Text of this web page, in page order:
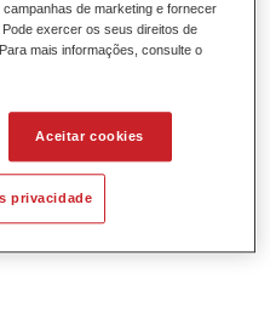
curtos.
de efeito especial OEM.
de marketing e fornecer
exercer os seus direitos de
mais informações, consulte o
Aceitar cookies
privacidade